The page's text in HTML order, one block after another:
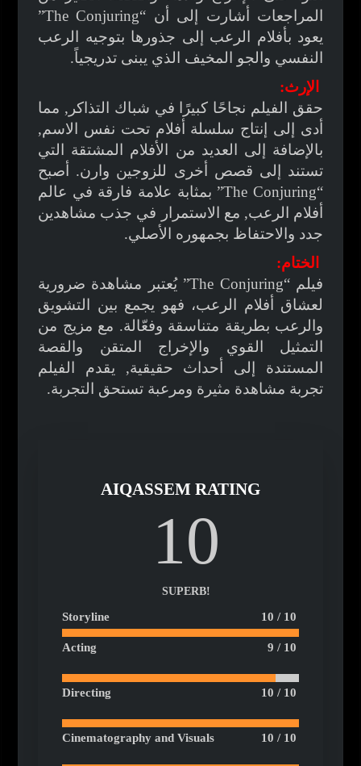
المراجعات أشارت إلى أن “The Conjuring”
يعود بأفلام الرعب إلى جذورها بتوجيه الرعب
النفسي والجو المخيف الذي يبنى تدريجياً.
الإرث:
حقق الفيلم نجاحًا كبيرًا في شباك التذاكر, مما
أدى إلى إنتاج سلسلة أفلام تحت نفس الاسم,
بالإضافة إلى العديد من الأفلام المشتقة التي
تستند إلى قصص أخرى للزوجين وارن. أصبح
“The Conjuring” بمثابة علامة فارقة في عالم
أفلام الرعب, مع الاستمرار في جذب مشاهدين
جدد والاحتفاظ بجمهوره الأصلي.
الختام:
فيلم “The Conjuring” يُعتبر مشاهدة ضرورية
لعشاق أفلام الرعب، فهو يجمع بين التشويق
والرعب بطريقة متناسقة وفعّالة. مع مزيج من
التمثيل القوي والإخراج المتقن والقصة
المستندة إلى أحداث حقيقية, يقدم الفيلم
تجربة مشاهدة مثيرة ومرعبة تستحق التجربة.
AIQASSEM RATING
Storyline 10 / 10
Acting 9 / 10
Directing 10 / 10
Cinematography and Visuals 10 / 10
10
SUPERB!